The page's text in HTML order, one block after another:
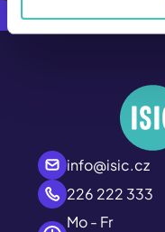
info@isic.cz
226 222 333
Mo - Fr